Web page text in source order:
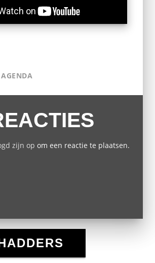
zijn op om een reactie te plaatsen.